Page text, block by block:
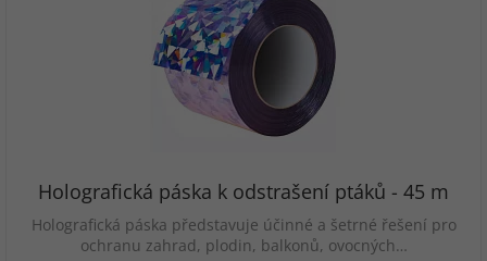
Holografická páska k odstrašení ptáků - 45 m
Holografická páska představuje účinné a šetrné řešení pro
ochranu zahrad, plodin, balkonů, ovocných…